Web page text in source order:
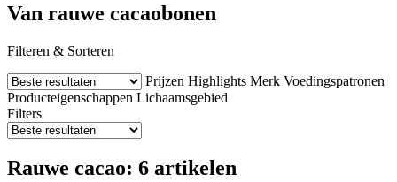
Van rauwe cacaobonen
Filteren & Sorteren
Prijzen Highlights Merk Voedingspatronen
Producteigenschappen Lichaamsgebied
Filters
Rauwe cacao: 6 artikelen